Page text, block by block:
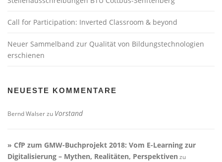
Call for Participation: Inverted Classroom & beyond
Neuer Sammelband zur Qualität von Bildungstechnologien
erschienen
NEUESTE KOMMENTARE
Bernd Walserzu Vorstand
» CfP zum GMW-Buchprojekt 2018: Vom E-Learning zur
Digitalisierung – Mythen, Realitäten, Perspektiven zu